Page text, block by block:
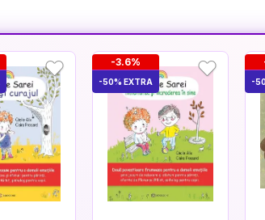
-3.6%
-50% EXTRA -